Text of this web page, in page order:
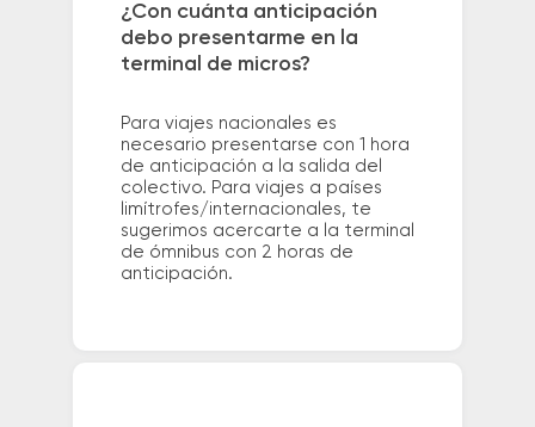
¿Con cuánta anticipación
debo presentarme en la
terminal de micros?
Para viajes nacionales es
necesario presentarse con 1 hora
de anticipación a la salida del
colectivo. Para viajes a países
limítrofes/internacionales, te
sugerimos acercarte a la terminal
de ómnibus con 2 horas de
anticipación.